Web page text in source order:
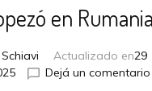
en Rumania
Actualizado en29
Dejá un comentario